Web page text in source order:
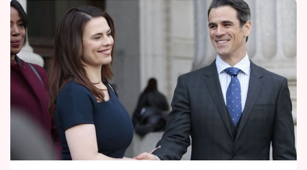
Vztahy
Seriály
Horoskopy
Sledujte prima+
Filmový festival Karlovy Vary